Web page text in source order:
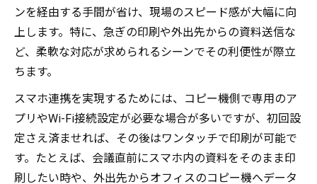
ンを経由する手間が省け、現場のスピード感が大幅に向
上します。特に、急ぎの印刷や外出先からの資料送信な
ど、柔軟な対応が求められるシーンでその利便性が際立
ちます。
スマホ連携を実現するためには、コピー機側で専用のア
プリやWi-Fi接続設定が必要な場合が多いですが、初回設
定さえ済ませれば、その後はワンタッチで印刷が可能で
す。たとえば、会議直前にスマホ内の資料をそのまま印
刷したい時や、外出先からオフィスのコピー機へデータ